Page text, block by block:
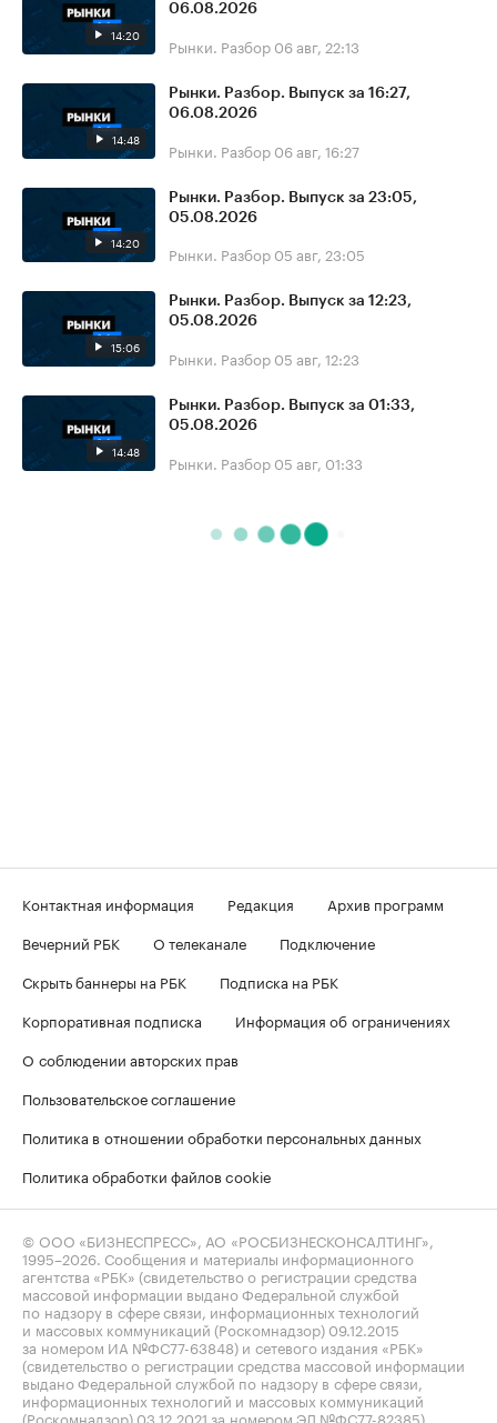
14:20
06.08.2026
Рынки. Разбор 06 авг, 22:13
14:48
Рынки. Разбор. Выпуск за 16:27,
06.08.2026
Рынки. Разбор 06 авг, 16:27
14:20
Рынки. Разбор. Выпуск за 23:05,
05.08.2026
Рынки. Разбор 05 авг, 23:05
15:06
Рынки. Разбор. Выпуск за 12:23,
05.08.2026
Рынки. Разбор 05 авг, 12:23
14:48
Рынки. Разбор. Выпуск за 01:33,
05.08.2026
Рынки. Разбор 05 авг, 01:33
Контактная информация Редакция
Архив программ
Вечерний РБК
О телеканале
Подключение
Скрыть баннеры на РБК
Подписка на РБК
Корпоративная подписка
Информация об ограничениях
О соблюдении авторских прав
Пользовательское соглашение
Политика в отношении обработки персональных данных
Политика обработки файлов cookie
© ООО «БИЗНЕСПРЕСС», АО «РОСБИЗНЕСКОНСАЛТИНГ»,
1995–2026 . Сообщения и материалы информационного
агентства «РБК» (свидетельство о регистрации средства
массовой информации выдано Федеральной службой
по надзору в сфере связи, информационных технологий
и массовых коммуникаций (Роскомнадзор) 09.12.2015
за номером ИА №ФС77-63848) и сетевого издания «РБК»
(свидетельство о регистрации средства массовой информации
выдано Федеральной службой по надзору в сфере связи,
информационных технологий и массовых коммуникаций
(Роскомнадзор) 03.12.2021 за номером ЭЛ №ФС77-82385)